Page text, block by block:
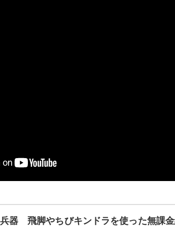
器 飛脚やちびキンドラを使った無課